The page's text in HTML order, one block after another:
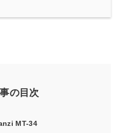
の目次
MT-34